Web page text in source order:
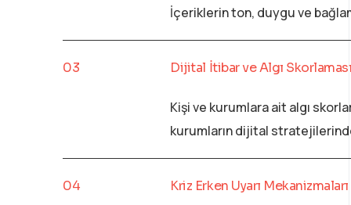
İçeriklerin ton, duygu ve
Dijital İtibar ve Algı
Kişi ve kurumlara ait algı
kurumların dijital
Kriz Erken Uyarı Mekanizmaları